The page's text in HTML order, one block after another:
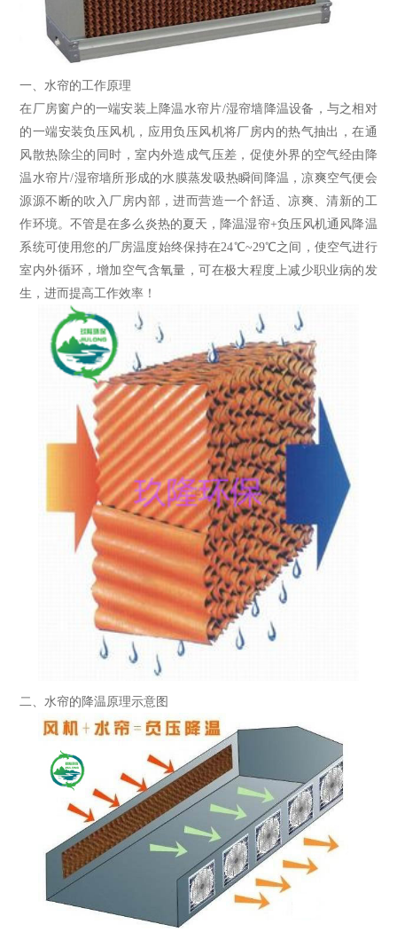
一、水帘的工作原理
在厂房窗户的一端安装上降温水帘片/湿帘墙降温设备，与之相对
的一端安装负压风机，应用负压风机将厂房内的热气抽出，在通
风散热除尘的同时，室内外造成气压差，促使外界的空气经由降
温水帘片/湿帘墙所形成的水膜蒸发吸热瞬间降温，凉爽空气便会
源源不断的吹入厂房内部，进而营造一个舒适、凉爽、清新的工
作环境。不管是在多么炎热的夏天，降温湿帘+负压风机通风降温
系统可使用您的厂房温度始终保持在24℃~29℃之间，使空气进行
室内外循环，增加空气含氧量，可在极大程度上减少职业病的发
生，进而提高工作效率！
二、水帘的降温原理示意图